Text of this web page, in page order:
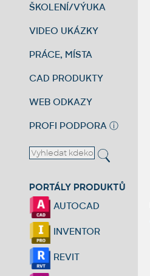
ŠKOLENÍ/VÝUKA
VIDEO UKÁZKY
PRÁCE, MÍSTA
CAD PRODUKTY
WEB ODKAZY
PROFI PODPORA ⓘ
PORTÁLY PRODUKTŮ
AUTOCAD
INVENTOR
REVIT